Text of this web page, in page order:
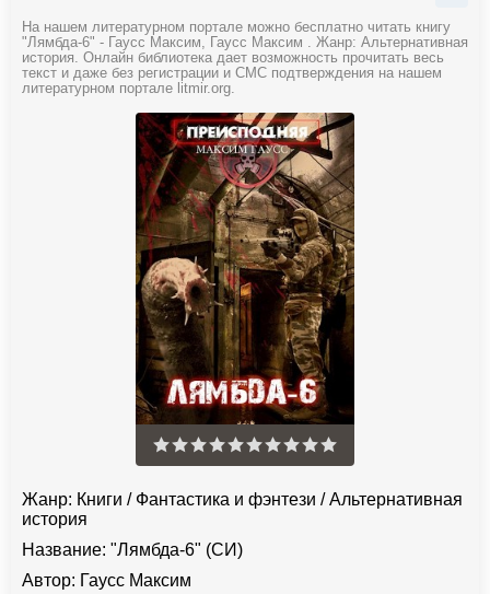
На нашем литературном портале можно бесплатно читать книгу
"Лямбда-6" - Гаусс Максим, Гаусс Максим . Жанр: Альтернативная
история. Онлайн библиотека дает возможность прочитать весь
текст и даже без регистрации и СМС подтверждения на нашем
литературном портале litmir.org.
Жанр: Книги / Фантастика и фэнтези /Альтернативная
история
Название: "Лямбда-6" (СИ)
Автор: Гаусс Максим